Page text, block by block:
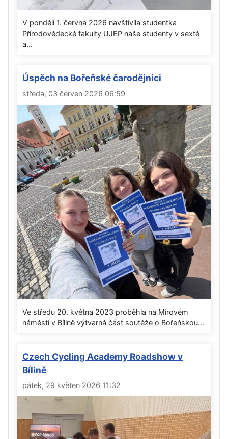
V pondělí 1. června 2026 navštívila studentka
Přírodovědecké fakulty UJEP naše studenty v sextě
a...
Úspěch na Bořeňské čarodějnici
středa, 03 červen 2026 06:59
Ve středu 20. května 2023 proběhla na Mírovém
náměstí v Bílině výtvarná část soutěže o Bořeňskou...
Czech Cycling Academy Roadshow v
Bílině
pátek, 29 květen 2026 11:32